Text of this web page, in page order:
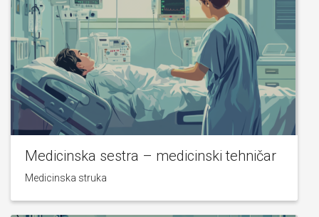
Medicinska sestra – medicinski tehničar
Medicinska struka